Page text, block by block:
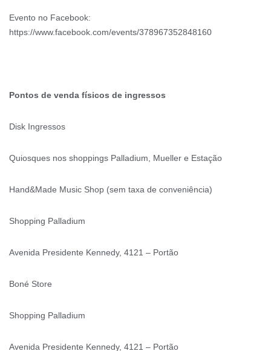
Evento no Facebook:
https://www.facebook.com/events/378967352848160
Pontos de venda físicos de ingressos
Disk Ingressos
Quiosques nos shoppings Palladium, Mueller e Estação
Hand&Made Music Shop (sem taxa de conveniência)
Shopping Palladium
Avenida Presidente Kennedy, 4121 – Portão
Boné Store
Shopping Palladium
Avenida Presidente Kennedy, 4121 – Portão